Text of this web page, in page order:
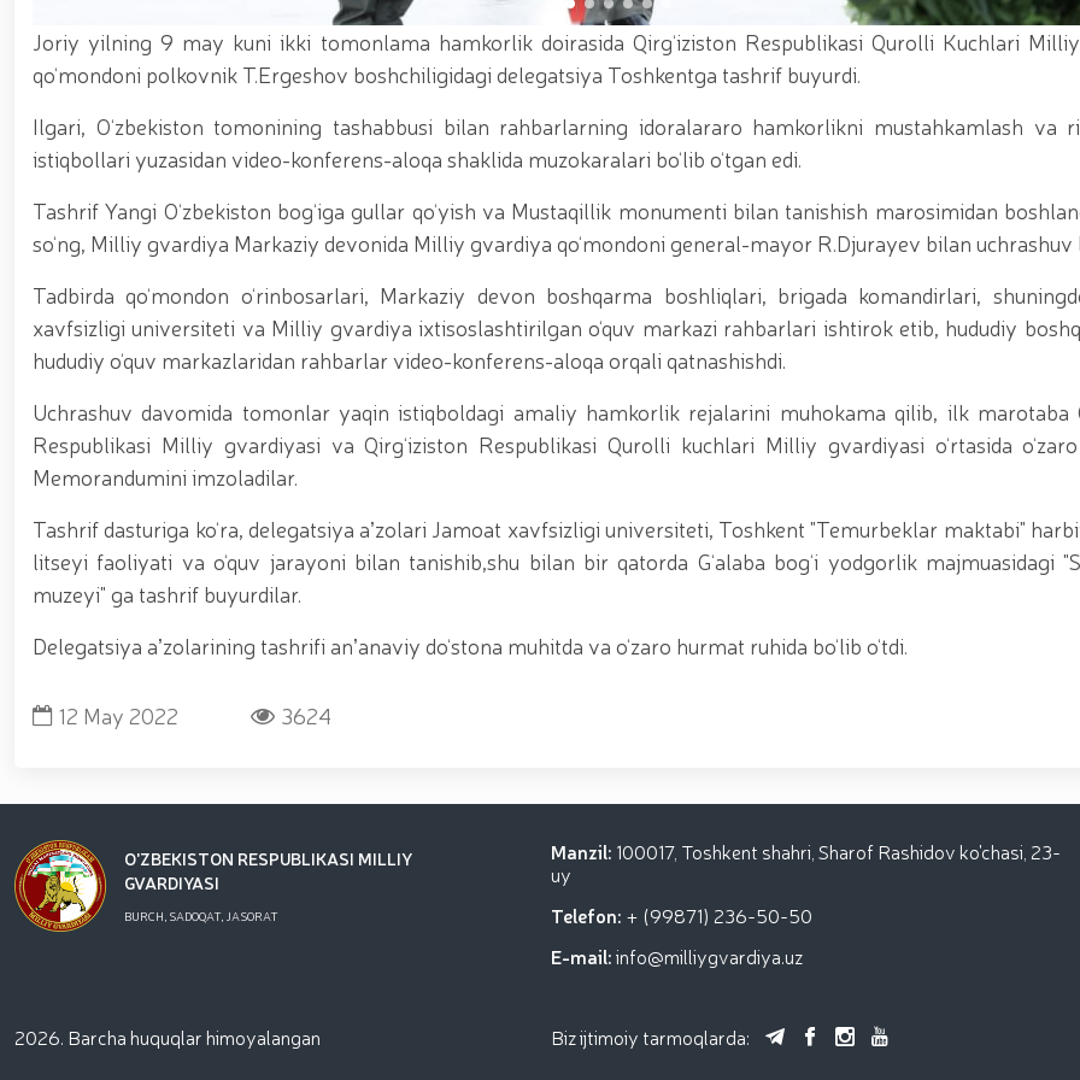
kiritilgan oʻsimlikni noqonuniy ravishda olib ketayotgan shaxs qo'lga olindi / / Toshkent shahrida
vositalari olib qo‘yildi / / Farg‘ona viloyatida pirotexnika vositalarining noqonuniy muomalasiga chek
markazida navbatdagi tinglovchilar uchun sertifikat topshirish marosimi bo‘lib o‘tdi. // Milliy gvardiya
nufuzli ko‘rgazmasi yuqori saviyada bo'lib o'tdi. // Milliy gvardiya Jamoat xavfsizligi universitetiga
jarayonlari davom etmoqda / / Davlatimiz rahbarining ommaviy sportni yangi bosqichga olib chiqish
belgilab bergan vazifalari yuzasidan, Milliy gvardiya qo‘mondoni R.Djurayev raisligida, kamondan
o‘tkazildi / / Milliy gvardiya Surxondaryo viloyati bo‘yicha boshqarmasi ayol harbiy xizmatchilari
voleybol bo‘yicha o‘tkazilgan musobaqada faxrli birinchi o‘rinni egallashdi / / Oliy Majlis
universiteti dotsentlari ishtirokidagi ochiq muloqot / / Milliy gvardiya Temurbeklar maktabi
xususiyatlari” mavzusida ko‘rgazmali mashg‘ulot tashkil etildi / / Milliy gvardiya Toshkent
uchuvchisiz uchadigan apparatlarini qo‘llash istiqbollari” mavzusida Respublika ilmiy-amaliy seminari
o‘qilishi vaqtida jamoat tartibi hamda fuqarolar xavfsizligi taʼminlanad / / O‘zbekiston Respublikasi
rag‘batlantirish to‘g‘risida"gi
Joriy yilning 9 may kuni ikki tomonlama hamkorlik doirasida Qirg‘iziston Respublikasi Qurolli Kuchlari
qo‘mondoni polkovnik T.Ergeshov boshchiligidagi delegatsiya Toshkentga tashrif buyurdi.
Ilgari, O‘zbekiston tomonining tashabbusi bilan rahbarlarning idoralararo hamkorlikni mustahkamlash va
istiqbollari yuzasidan video-konferens-aloqa shaklida muzokaralari bo‘lib o‘tgan edi.
Tashrif Yangi O‘zbekiston bog‘iga gullar qo‘yish va Mustaqillik monumenti bilan tanishish marosimidan
so‘ng, Milliy gvardiya Markaziy devonida Milliy gvardiya qo‘mondoni general-mayor R.Djurayev bilan uchrashuv
Tadbirda qo‘mondon o‘rinbosarlari, Markaziy devon boshqarma boshliqlari, brigada komandirlari,
xavfsizligi universiteti va Milliy gvardiya ixtisoslashtirilgan o‘quv markazi rahbarlari ishtirok etib, hududiy
hududiy o‘quv markazlaridan rahbarlar video-konferens-aloqa orqali qatnashishdi.
Uchrashuv davomida tomonlar yaqin istiqboldagi amaliy hamkorlik rejalarini muhokama qilib, ilk marotaba
Respublikasi Milliy gvardiyasi va Qirg‘iziston Respublikasi Qurolli kuchlari Milliy gvardiyasi o‘rtasida
Memorandumini imzoladilar.
Tashrif dasturiga ko‘ra, delegatsiya aʼzolari Jamoat xavfsizligi universiteti, Toshkent "Temurbeklar maktabi"
litseyi faoliyati va o‘quv jarayoni bilan tanishib,shu bilan bir qatorda G‘alaba bog‘i yodgorlik majmuasidagi
muzeyi" ga tashrif buyurdilar.
Delegatsiya aʼzolarining tashrifi anʼanaviy do‘stona muhitda va o‘zaro hurmat ruhida bo‘lib o‘tdi.
12 May 2022 3624
O'ZBEKISTON RESPUBLIKASI MILLIY
GVARDIYASI
BURCH, SADOQAT, JASORAT
Manzil: 100017, Toshkent shahri, Sharof Rashidov ko'chasi, 23-
uy
Telefon: + (99871) 236-50-50
E-mail:info@milliygvardiya.uz
2026. Barcha huquqlar himoyalangan Biz ijtimoiy tarmoqlarda: